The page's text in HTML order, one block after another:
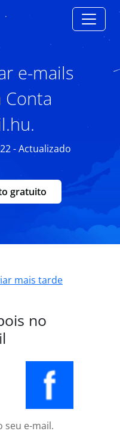
e-mails
Conta
- Actualizado
gratuito
mais tarde
no
seu e-mail.